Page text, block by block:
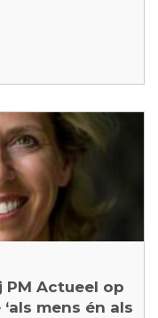
PM Actueel op
mens én als